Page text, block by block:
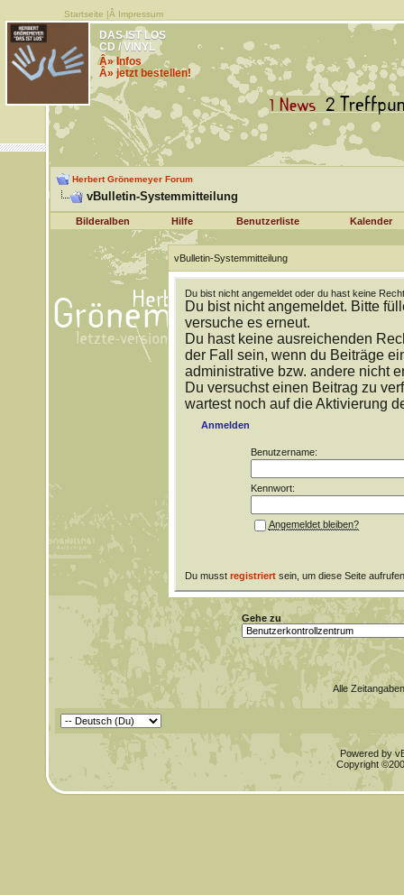
Startseite |Â Impressum
DAS IST LOS
CD / VINYL
Â» Infos
Â» jetzt bestellen!
Herbert Grönemeyer Forum
vBulletin-Systemmitteilung
Bilderalben Hilfe Benutzerliste Kalender
vBulletin-Systemmitteilung
Du bist nicht angemeldet oder du hast keine
Du bist nicht angemeldet. Bitte
versuche es erneut.
Du hast keine ausreichenden
der Fall sein, wenn du Beiträge
administrative bzw. andere nicht
Du versuchst einen Beitrag zu
wartest noch auf die Aktivierung
Anmelden
Benutzername:
Kennwort:
Angemeldet bleiben?
Du musst registriertsein, um diese Seite
Gehe zu
Alle
Powered by
Copyright